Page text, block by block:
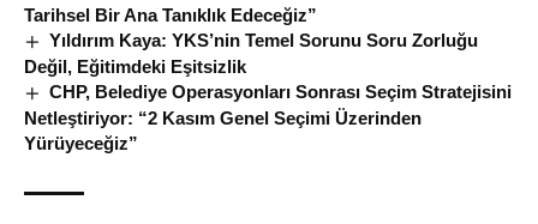
Tarihsel Bir Ana Tanıklık Edeceğiz”
Yıldırım Kaya: YKS’nin Temel Sorunu Soru Zorluğu
Değil, Eğitimdeki Eşitsizlik
CHP, Belediye Operasyonları Sonrası Seçim Stratejisini
Netleştiriyor: “2 Kasım Genel Seçimi Üzerinden
Yürüyeceğiz”